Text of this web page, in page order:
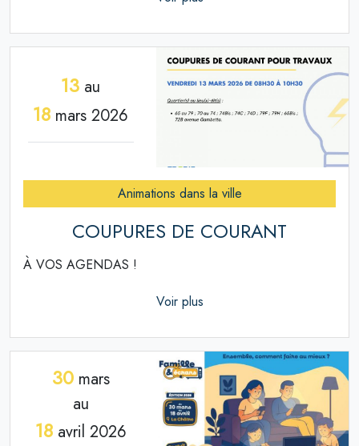
13 au
18 mars 2026
Animations dans la ville
COUPURES DE COURANT
À VOS AGENDAS !
Voir plus
30mars
au
18avril 2026